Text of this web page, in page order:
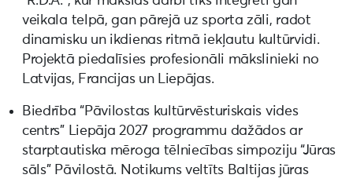
veikala telpā, gan pārejā uz sporta zāli, radot
dinamisku un ikdienas ritmā iekļautu kultūrvidi.
Projektā piedalīsies profesionāli mākslinieki no
Latvijas, Francijas un Liepājas.
Biedrība “Pāvilostas kultūrvēsturiskais vides
centrs” Liepāja 2027 programmu dažādos ar
starptautiska mēroga tēlniecības simpoziju “Jūras
sāls” Pāvilostā. Notikums veltīts Baltijas jūras